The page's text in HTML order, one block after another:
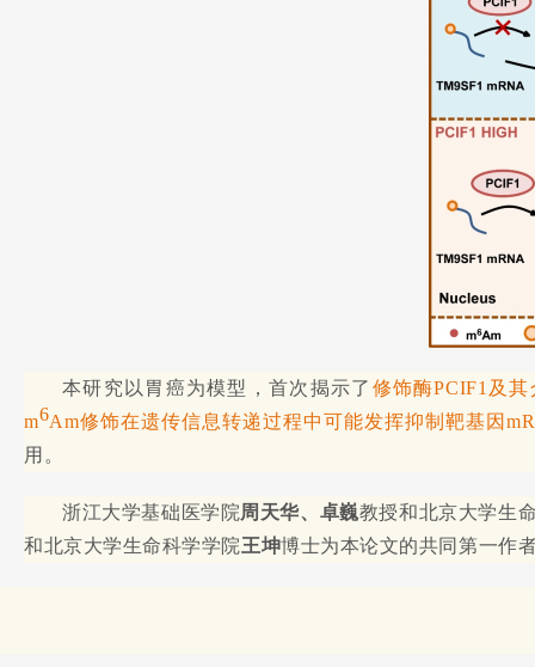
本研究以胃癌为模型，首次揭示了 修饰酶PCIF1及
m6Am修饰在遗传信息转递过程中可能发挥抑制靶基因
用。
浙江大学基础医学院周天华、卓巍教授和北京大学生
和北京大学生命科学学院王坤博士为本论文的共同第一作